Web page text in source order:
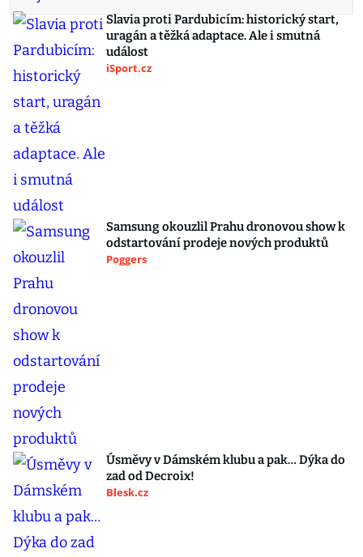
Slavia proti Pardubicím: historický start,
uragán a těžká adaptace. Ale i smutná
událost
iSport.cz
Samsung okouzlil Prahu dronovou show k
odstartování prodeje nových produktů
Poggers
Úsměvy v Dámském klubu a pak… Dýka do
zad od Decroix!
Blesk.cz